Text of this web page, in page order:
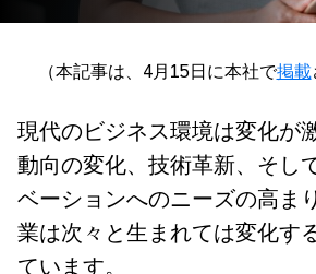
（本記事は、4月15日に本社で掲載
現代のビジネス環境は変化が
動向の変化、技術革新、そし
ベーションへのニーズの高ま
業は次々と生まれては変化す
ています。